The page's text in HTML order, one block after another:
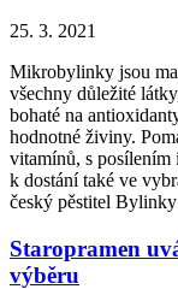
25. 3. 2021
Mikrobylinky jsou
všechny důležité
bohaté na
hodnotné živiny.
vitamínů, s
k dostání také ve
český pěstitel Bylinky
Staropramen
výběru